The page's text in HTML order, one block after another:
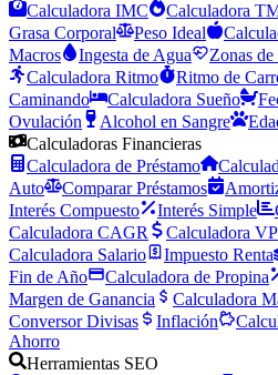
Calculadora IMC
Calculadora
Grasa Corporal
Peso Ideal
Macros
Ingesta de Agua Zonas de
Calculadora Ritmo
Ritmo de
Caminando
Calculadora Sueño
Ovulación
Alcohol en Sangre
Calculadoras Financieras
Calculadora de Préstamo
Auto
Comparar Préstamos
Interés Compuesto
Interés Simple
Calculadora CAGR
Calculadora
Calculadora Salario
Impuesto Renta
Fin de Año
Calculadora de Propina
Margen de Ganancia
Calculadora
Conversor Divisas
Inflación
Ahorro
Herramientas SEO